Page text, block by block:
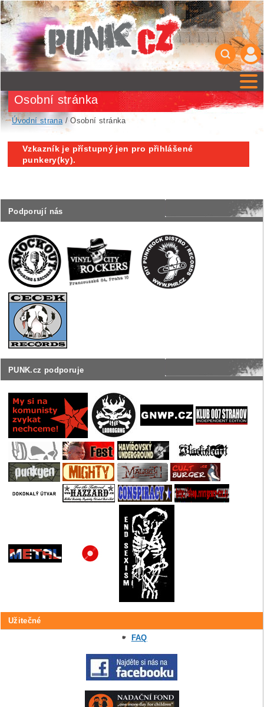
Podporují nás
PUNK.cz podporuje
Osobní stránka
Úvodní strana/ Osobní stránka
Užitečné
FAQ
Vzkazník je přístupný jen pro přihlášené
punkery(ky).